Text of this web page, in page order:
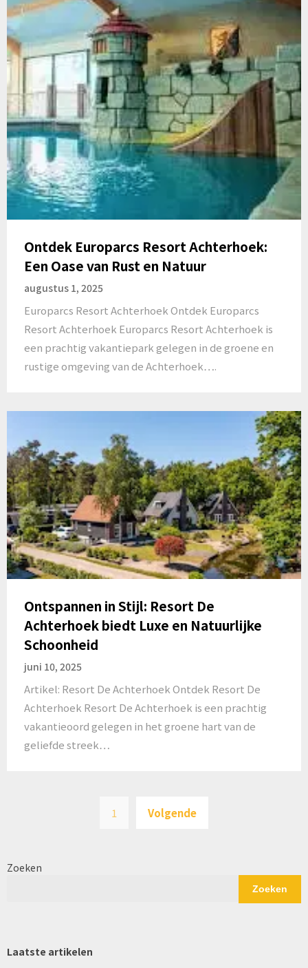
Ontdek Europarcs Resort Achterhoek:
Een Oase van Rust en Natuur
augustus 1, 2025
Europarcs Resort Achterhoek Ontdek Europarcs
Resort Achterhoek Europarcs Resort Achterhoek is
een prachtig vakantiepark gelegen in de groene en
rustige omgeving van de Achterhoek….
Ontspannen in Stijl: Resort De
Achterhoek biedt Luxe en Natuurlijke
Schoonheid
juni 10, 2025
Artikel: Resort De Achterhoek Ontdek Resort De
Achterhoek Resort De Achterhoek is een prachtig
vakantieoord gelegen in het groene hart van de
geliefde streek…
paginering
1 Volgende
Zoeken
Zoeken
Laatste artikelen